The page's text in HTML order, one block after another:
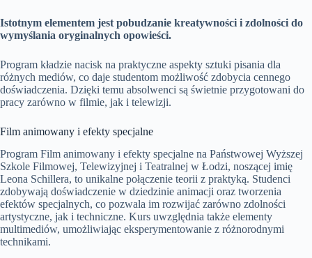
Istotnym elementem jest pobudzanie kreatywności i zdolności do
wymyślania oryginalnych opowieści.
Program kładzie nacisk na praktyczne aspekty sztuki pisania dla
różnych mediów, co daje studentom możliwość zdobycia cennego
doświadczenia. Dzięki temu absolwenci są świetnie przygotowani do
pracy zarówno w filmie, jak i telewizji.
Film animowany i efekty specjalne
Program Film animowany i efekty specjalne na Państwowej Wyższej
Szkole Filmowej, Telewizyjnej i Teatralnej w Łodzi, noszącej imię
Leona Schillera, to unikalne połączenie teorii z praktyką. Studenci
zdobywają doświadczenie w dziedzinie animacji oraz tworzenia
efektów specjalnych, co pozwala im rozwijać zarówno zdolności
artystyczne, jak i techniczne. Kurs uwzględnia także elementy
multimediów, umożliwiając eksperymentowanie z różnorodnymi
technikami.